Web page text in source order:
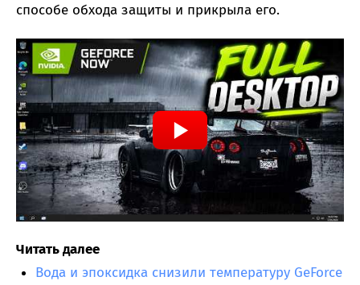
способе обхода защиты и прикрыла его.
Читать далее
Вода и эпоксидка снизили температуру GeForce